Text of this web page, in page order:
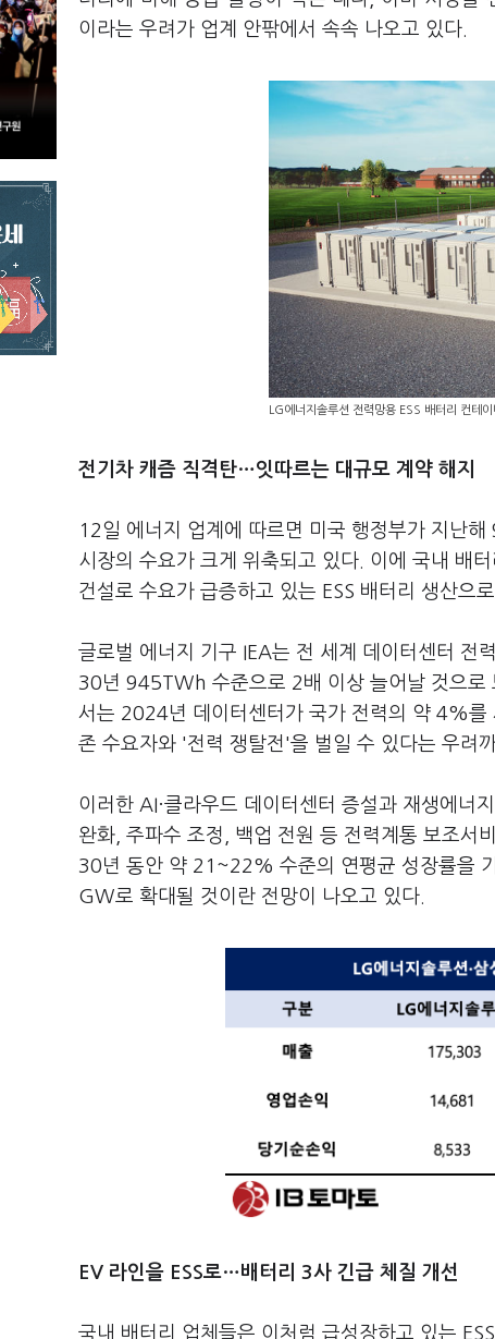
이라는 우려가 업계 안팎에서 속속 나오고 있다.
LG에너지솔루션 전력망용 ESS 배터리 컨테
전기차 캐즘 직격탄…잇따르는 대규모 계약 해지
12일 에너지 업계에 따르면 미국 행정부가 지난
시장의 수요가 크게 위축되고 있다. 이에 국내 배
건설로 수요가 급증하고 있는 ESS 배터리 생산으
글로벌 에너지 기구 IEA는 전 세계 데이터센터
30년 945TWh 수준으로 2배 이상 늘어날 것으로
서는 2024년 데이터센터가 국가 전력의 약 4%
존 수요자와 '전력 쟁탈전'을 벌일 수 있다는 우려
이러한 AI·클라우드 데이터센터 증설과 재생에너
완화, 주파수 조정, 백업 전원 등 전력계통 보조서
30년 동안 약 21~22% 수준의 연평균 성장률을
GW로 확대될 것이란 전망이 나오고 있다.
EV 라인을 ESS로…배터리 3사 긴급 체질 개선
국내 배터리 업체들은 이처럼 급성장하고 있는